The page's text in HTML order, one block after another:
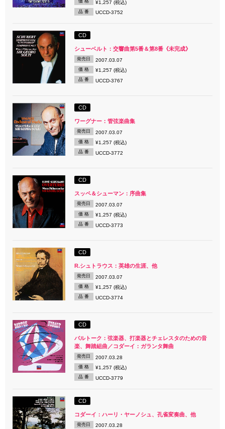
価 格 ¥1,257 (税込)
品 番 UCCD-3752
CD
シューベルト：交響曲第5番＆第8番《未完成》
発売日 2007.03.07
価 格 ¥1,257 (税込)
品 番 UCCD-3767
CD
ワーグナー：管弦楽曲集
発売日 2007.03.07
価 格 ¥1,257 (税込)
品 番 UCCD-3772
CD
スッペ＆シューマン：序曲集
発売日 2007.03.07
価 格 ¥1,257 (税込)
品 番 UCCD-3773
CD
R.シュトラウス：英雄の生涯、他
発売日 2007.03.07
価 格 ¥1,257 (税込)
品 番 UCCD-3774
CD
バルトーク：弦楽器、打楽器とチェレスタのための音
楽、舞踏組曲／コダーイ：ガランタ舞曲
発売日 2007.03.28
価 格 ¥1,257 (税込)
品 番 UCCD-3779
CD
コダーイ：ハーリ・ヤーノシュ、孔雀変奏曲、他
発売日 2007.03.28